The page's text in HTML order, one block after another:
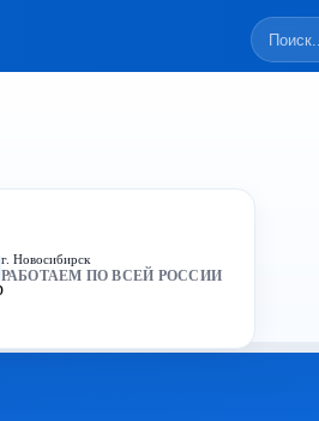
г. Новосибирск
РАБОТАЕМ ПО ВСЕЙ РОССИИ